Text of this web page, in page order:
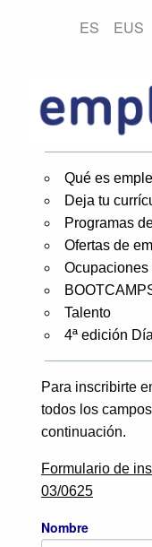
ES EUS
Qué es
Deja tu
Programas
Ofertas de
Ocupaciones
Talento
4ª edición
Para inscribirte
todos los
continuación.
Formulario de
03/0625
Nombre